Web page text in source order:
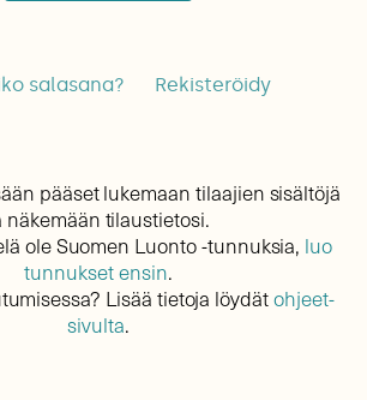
salasana? Rekisteröidy
pääset lukemaan tilaajien sisältöjä
näkemään tilaustietosi.
ole Suomen Luonto -tunnuksia, luo
tunnukset ensin.
Lisää tietoja löydätohjeet-
sivulta.